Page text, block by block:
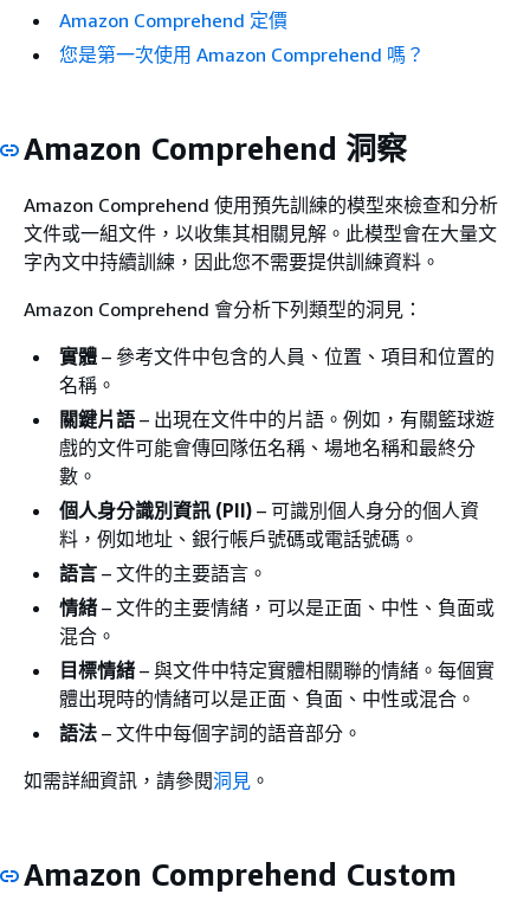
Amazon Comprehend 定價
您是第一次使用 Amazon Comprehend 嗎？
Amazon Comprehend 洞察
Amazon Comprehend 使用預先訓練的模型來檢查和分析
文件或一組文件，以收集其相關見解。此模型會在大量文
字內文中持續訓練，因此您不需要提供訓練資料。
Amazon Comprehend 會分析下列類型的洞見：
實體 – 參考文件中包含的人員、位置、項目和位置的
名稱。
關鍵片語 – 出現在文件中的片語。例如，有關籃球遊
戲的文件可能會傳回隊伍名稱、場地名稱和最終分
數。
個人身分識別資訊 (PII) – 可識別個人身分的個人資
料，例如地址、銀行帳戶號碼或電話號碼。
語言 – 文件的主要語言。
情緒 – 文件的主要情緒，可以是正面、中性、負面或
混合。
目標情緒 – 與文件中特定實體相關聯的情緒。每個實
體出現時的情緒可以是正面、負面、中性或混合。
語法 – 文件中每個字詞的語音部分。
如需詳細資訊，請參閱洞見 。
Amazon Comprehend Custom